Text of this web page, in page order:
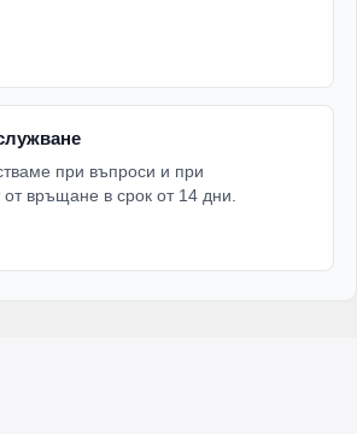
при въпроси и при
връщане в срок от 14 дни.